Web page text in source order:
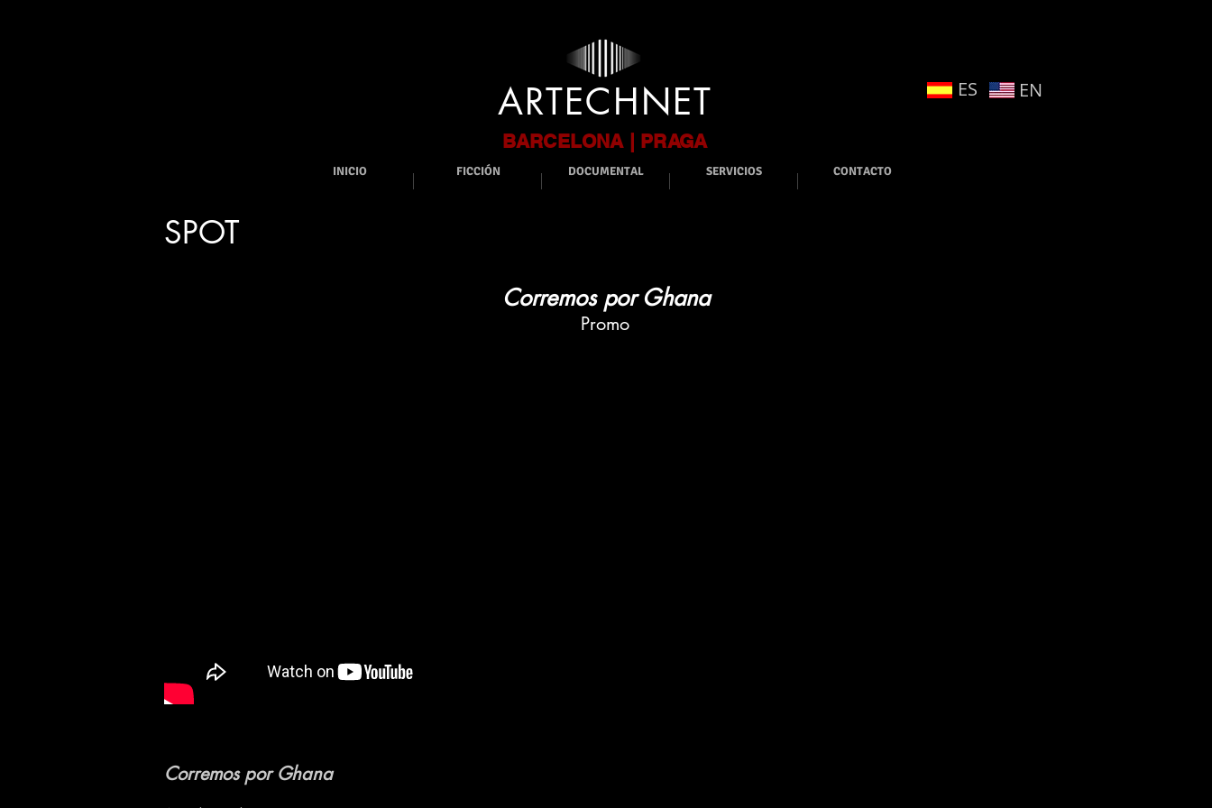
ARTECHNET
BARCELONA | PRAGA
INICIO FICCIÓN DOCUMENTAL SERVICIOS CONTACTO
ES EN
SPOT
Corremos por Ghana
Promo
Corremos por Ghana